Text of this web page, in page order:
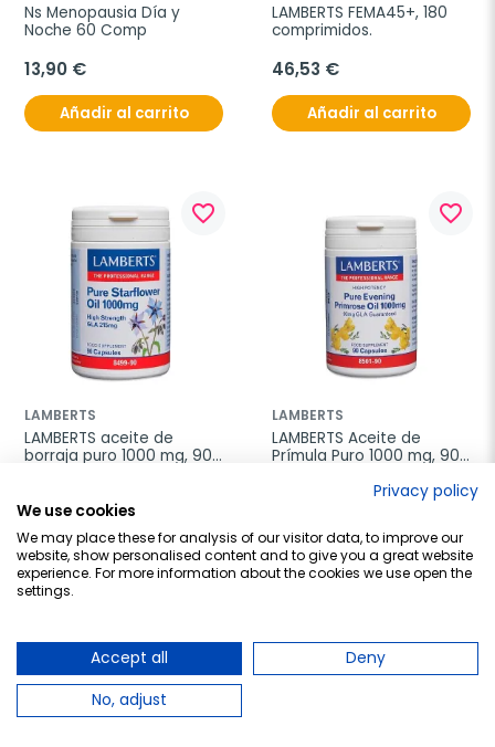
Ns Menopausia Día y
Noche 60 Comp
13,90 €
Añadir al carrito
LAMBERTS FEMA45+, 180
comprimidos.
46,53 €
Añadir al carrito
favorite_border
LAMBERTS
LAMBERTS aceite de
borraja puro 1000 mg, 90
Añadir al carrito
favorite_border
LAMBERTS
LAMBERTS Aceite de
Prímula Puro 1000 mg, 90
Añadir al carrito
favorite_border favorite_border
Privacy policy
We use cookies
We may place these for analysis of our visitor data, to improve our
website, show personalised content and to give you a great website
experience. For more information about the cookies we use open the
settings.
Accept all
Deny
No, adjust